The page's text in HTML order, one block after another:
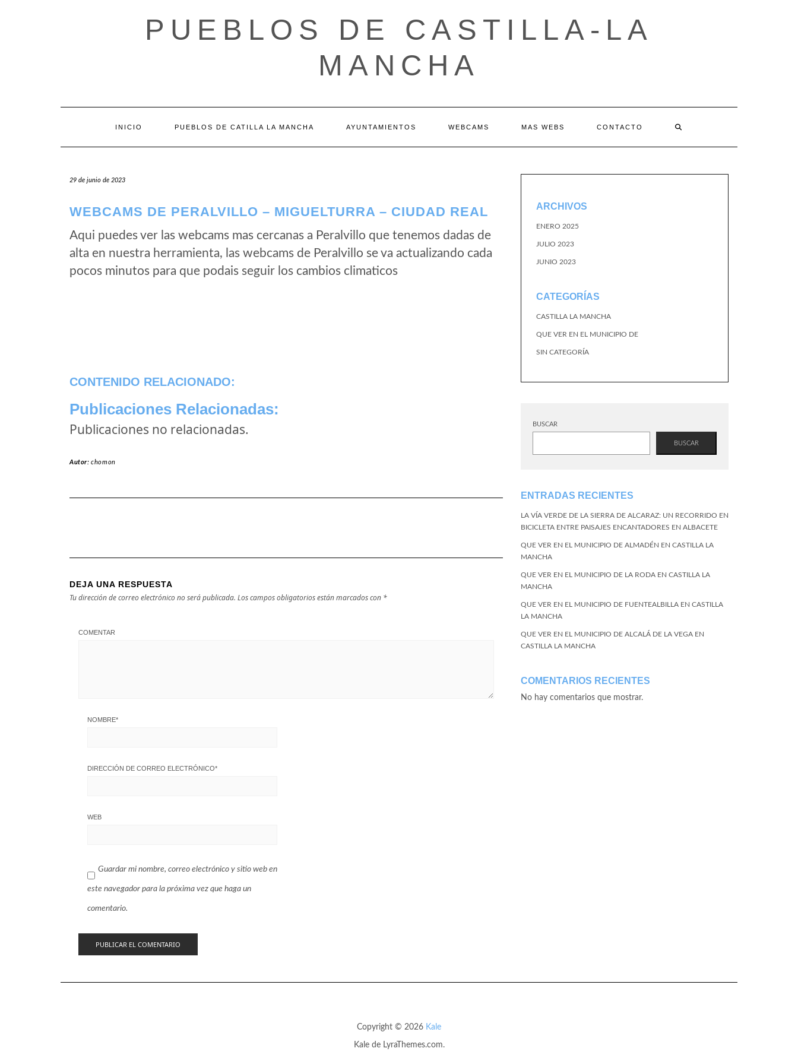
PUEBLOS DE CASTILLA-LA
MANCHA
INICIO PUEBLOS DE CATILLA LA MANCHA AYUNTAMIENTOS WEBCAMS MAS WEBS CONTACTO
29 de junio de 2023
WEBCAMS DE PERALVILLO – MIGUELTURRA – CIUDAD REAL
Aqui puedes ver las webcams mas cercanas a Peralvillo que tenemos dadas de
alta en nuestra herramienta, las webcams de Peralvillo se va actualizando cada
pocos minutos para que podais seguir los cambios climaticos
CONTENIDO RELACIONADO:
Publicaciones Relacionadas:
Publicaciones no relacionadas.
Autor:chomon
DEJA UNA RESPUESTA
Tu dirección de correo electrónico no será publicada. Los campos obligatorios están marcados con *
COMENTAR
NOMBRE*
DIRECCIÓN DE CORREO ELECTRÓNICO*
WEB
Guardar mi nombre, correo electrónico y sitio web en
este navegador para la próxima vez que haga un
comentario.
ARCHIVOS
ENERO 2025
JULIO 2023
JUNIO 2023
CATEGORÍAS
CASTILLA LA MANCHA
QUE VER EN EL MUNICIPIO DE
SIN CATEGORÍA
BUSCAR
BUSCAR
ENTRADAS RECIENTES
LA VÍA VERDE DE LA SIERRA DE ALCARAZ: UN RECORRIDO EN
BICICLETA ENTRE PAISAJES ENCANTADORES EN ALBACETE
QUE VER EN EL MUNICIPIO DE ALMADÉN EN CASTILLA LA
MANCHA
QUE VER EN EL MUNICIPIO DE LA RODA EN CASTILLA LA
MANCHA
QUE VER EN EL MUNICIPIO DE FUENTEALBILLA EN CASTILLA
LA MANCHA
QUE VER EN EL MUNICIPIO DE ALCALÁ DE LA VEGA EN
CASTILLA LA MANCHA
COMENTARIOS RECIENTES
No hay comentarios que mostrar.
Copyright © 2026 Kale
Kalede LyraThemes.com.